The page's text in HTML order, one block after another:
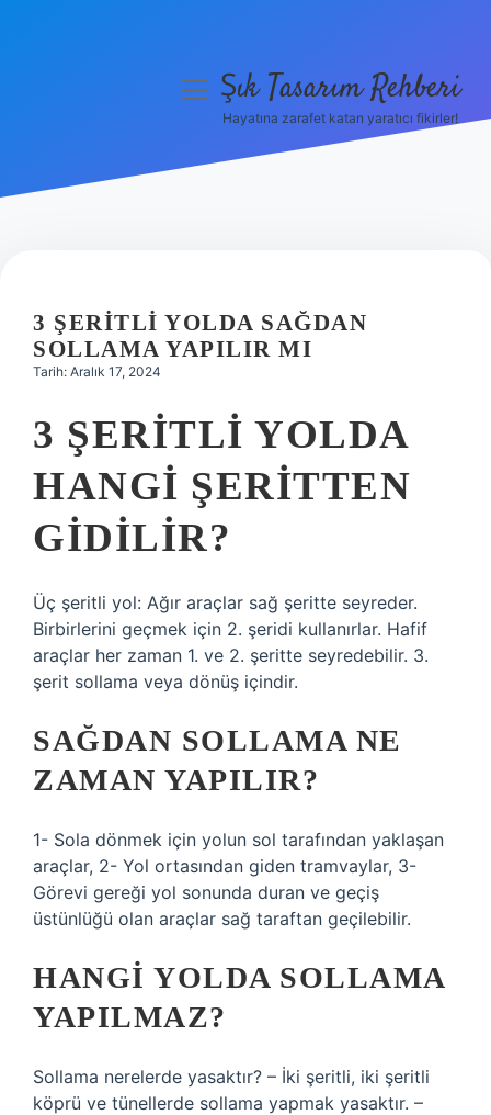
Hakkımızda
menüyüŞık Tasarım Rehberi
Hayatına zarafet katan yaratıcı fikirler!
3 ŞERITLI YOLDA SAĞDAN
SOLLAMA YAPILIR MI
Tarih: Aralık 17, 2024
3 ŞERITLI YOLDA
HANGI ŞERITTEN
GIDILIR?
Üç şeritli yol: Ağır araçlar sağ şeritte seyreder.
Birbirlerini geçmek için 2. şeridi kullanırlar. Hafif
araçlar her zaman 1. ve 2. şeritte seyredebilir. 3.
şerit sollama veya dönüş içindir.
SAĞDAN SOLLAMA NE
ZAMAN YAPILIR?
1- Sola dönmek için yolun sol tarafından yaklaşan
araçlar, 2- Yol ortasından giden tramvaylar, 3-
Görevi gereği yol sonunda duran ve geçiş
üstünlüğü olan araçlar sağ taraftan geçilebilir.
HANGI YOLDA SOLLAMA
YAPILMAZ?
Sollama nerelerde yasaktır? – İki şeritli, iki şeritli
köprü ve tünellerde sollama yapmak yasaktır. –